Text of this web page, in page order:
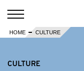
HOME CULTURE
CULTURE